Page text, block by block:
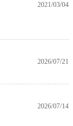
2021/03/04
2026/07/21
2026/07/14